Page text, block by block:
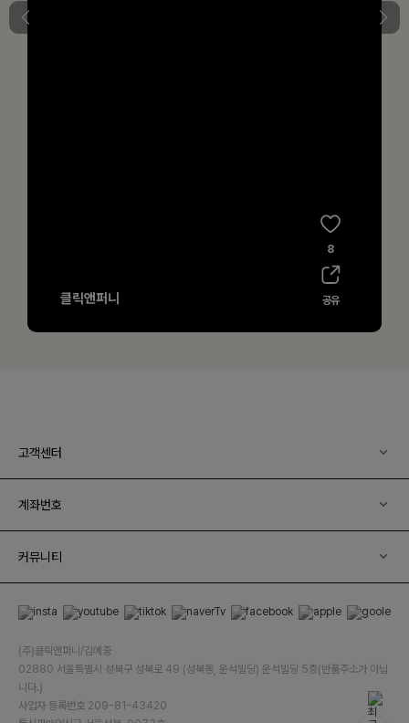
고객센터
계좌번호
커뮤니티
(주)클릭앤퍼니/김예중
02880 서울특별시 성북구 성북로 49 (성북동, 운석빌딩) 운석빌딩 5층(반품주소가 아닙
니다.)
사업자 등록번호 209-81-43420